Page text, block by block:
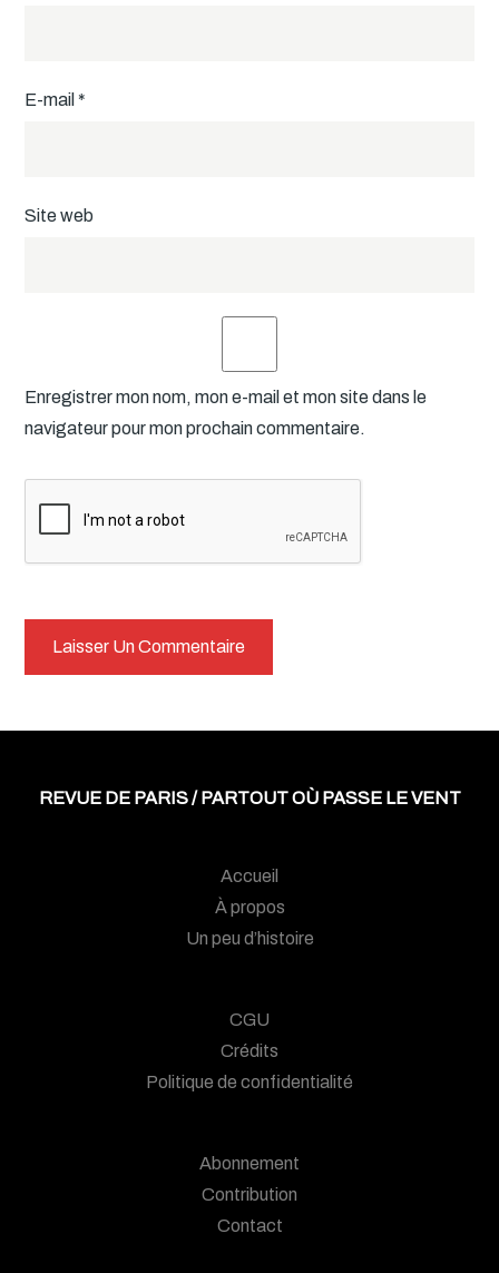
E-mail *
Site web
Enregistrer mon nom, mon e-mail et mon site dans le
navigateur pour mon prochain commentaire.
REVUE DE PARIS / PARTOUT OÙ PASSE LE VENT
Accueil
À propos
Un peu d’histoire
CGU
Crédits
Politique de confidentialité
Abonnement
Contribution
Contact